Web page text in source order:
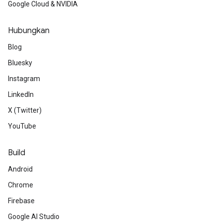
Google Cloud & NVIDIA
Hubungkan
Blog
Bluesky
Instagram
LinkedIn
X (Twitter)
YouTube
Build
Android
Chrome
Firebase
Google AI Studio